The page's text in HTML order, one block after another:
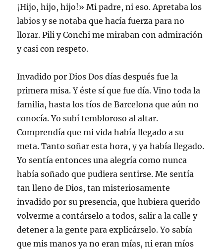
¡Hijo, hijo, hijo!» Mi padre, ni eso. Apretaba los
labios y se notaba que hacía fuerza para no
llorar. Pili y Conchi me miraban con admiración
y casi con respeto.
Invadido por Dios Dos días después fue la
primera misa. Y éste sí que fue día. Vino toda la
familia, hasta los tíos de Barcelona que aún no
conocía. Yo subí tembloroso al altar.
Comprendía que mi vida había llegado a su
meta. Tanto soñar esta hora, y ya había llegado.
Yo sentía entonces una alegría como nunca
había soñado que pudiera sentirse. Me sentía
tan lleno de Dios, tan misteriosamente
invadido por su presencia, que hubiera querido
volverme a contárselo a todos, salir a la calle y
detener a la gente para explicárselo. Yo sabía
que mis manos ya no eran mías, ni eran míos